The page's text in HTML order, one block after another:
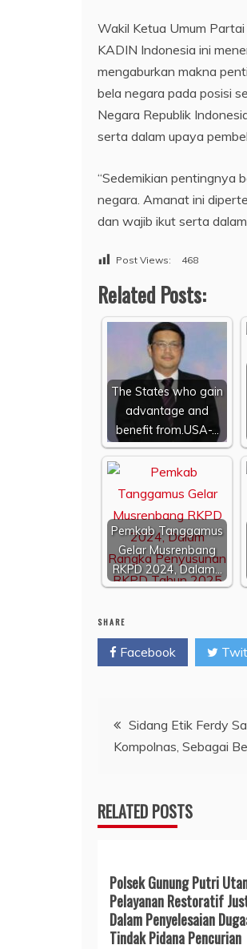
Wakil Ketua Umum
KADIN Indonesia ini
mengaburkan makna
bela negara pada posisi
Negara Republik
serta dalam upaya
“Sedemikian pentingnya
negara. Amanat ini
dan wajib ikut serta
Post Views: 468
Related Posts:
The States who gain
advantage and
benefit from.USA-…
Pemkab Tanggamus
Gelar Musrenbang
RKPD 2024, Dalam…
SHARE
Facebook
Navigasi
pos
Sidang Etik Ferdy
Kompolnas, Sebagai
RELATED POSTS
Polsek Gunung Putri
Pelayanan Restoratif
Dalam Penyelesaian
Tindak Pidana Pencurian